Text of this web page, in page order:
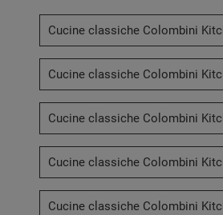
Cucine classiche Colombini
Cucine classiche Colombini
Cucine classiche Colombini
Cucine classiche Colombini
Cucine classiche Colombini